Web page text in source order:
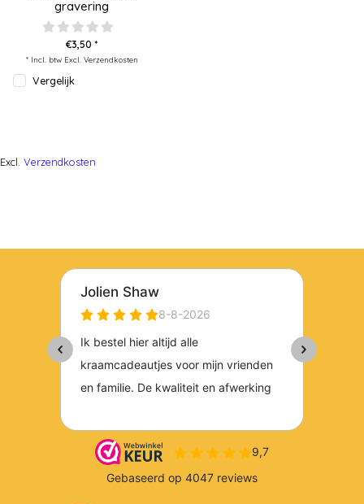
gravering
€3,50 *
* Incl. btw Excl. Verzendkosten
Vergelijk
Excl. Verzendkosten